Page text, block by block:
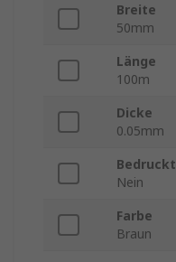
Breite
50mm
Länge
100m
Dicke
0.05mm
Bedruckt
Nein
Farbe
Braun